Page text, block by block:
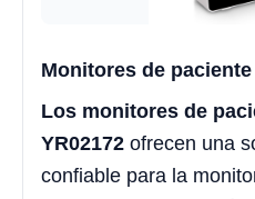
Monitores de paciente
Los monitores de
YR02172 ofrecen una
confiable para la